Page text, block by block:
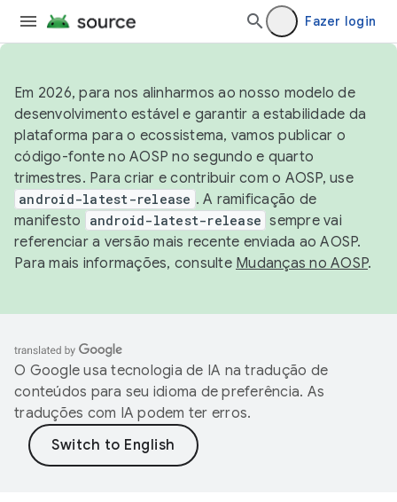
Fazer login
Em 2026, para nos alinharmos ao nosso modelo de
desenvolvimento estável e garantir a estabilidade da
plataforma para o ecossistema, vamos publicar o
código-fonte no AOSP no segundo e quarto
trimestres. Para criar e contribuir com o AOSP, use
android-latest-release . A ramificação de
manifesto
android-latest-release sempre vai
referenciar a versão mais recente enviada ao AOSP.
Para mais informações, consulte Mudanças no AOSP.
O Google usa tecnologia de IA na tradução de
conteúdos para seu idioma de preferência. As
traduções com IA podem ter erros.